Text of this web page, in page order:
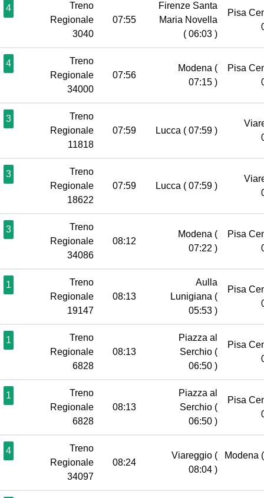
4
Treno
Regionale
3040
07:55
Firenze Santa
Maria Novella
( 06:03 )
Pisa
4
Treno
Regionale
34000
07:56
Modena (
07:15 )
Pisa
3
Treno
Regionale
11818
07:59 Lucca ( 07:59 )
3
Treno
Regionale
18622
07:59 Lucca ( 07:59 )
3
Treno
Regionale
34086
08:12
Modena (
07:22 )
Pisa
1
Treno
Regionale
19147
08:13
Aulla
Lunigiana (
05:53 )
Pisa
1
Treno
Regionale
6828
08:13
Piazza al
Serchio (
06:50 )
Pisa
1
Treno
Regionale
6828
08:13
Piazza al
Serchio (
06:50 )
Pisa
4
Treno
Regionale
34097
08:24
Viareggio (
08:04 )
Modena